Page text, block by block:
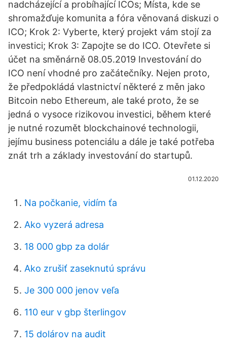
nadcházející a probíhající ICOs; Místa, kde se
shromažďuje komunita a fóra věnovaná diskuzi o
ICO; Krok 2: Vyberte, který projekt vám stojí za
investici; Krok 3: Zapojte se do ICO. Otevřete si
účet na směnárně 08.05.2019 Investování do
ICO není vhodné pro začátečníky. Nejen proto,
že předpokládá vlastnictví některé z měn jako
Bitcoin nebo Ethereum, ale také proto, že se
jedná o vysoce rizikovou investici, během které
je nutné rozumět blockchainové technologii,
jejímu business potenciálu a dále je také potřeba
znát trh a základy investování do startupů.
01.12.2020
Na počkanie, vidím ťa
Ako vyzerá adresa
18 000 gbp za dolár
Ako zrušiť zaseknutú správu
Je 300 000 jenov veľa
110 eur v gbp šterlingov
15 dolárov na audit